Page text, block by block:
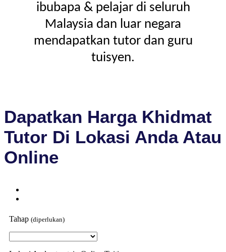
ibubapa & pelajar di seluruh
Malaysia dan luar negara
mendapatkan tutor dan guru
tuisyen.
Dapatkan Harga Khidmat
Tutor Di Lokasi Anda Atau
Online
Tahap (diperlukan)